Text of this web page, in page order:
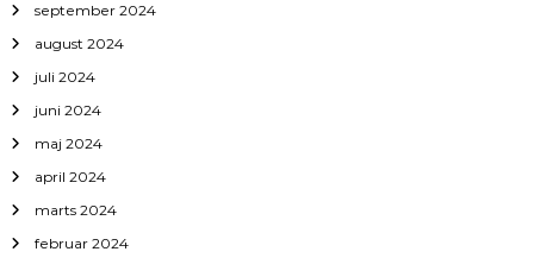
september 2024
august 2024
juli 2024
juni 2024
maj 2024
april 2024
marts 2024
februar 2024